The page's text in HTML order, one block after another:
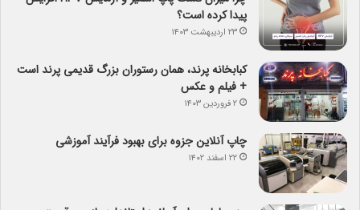
پیدا کرده است؟
۲۳ اردیبهشت ۱۴۰۳
کبابخانه پرند، همان رستوران بزرگ قدیمی پرند است
+ فیلم و عکس
۲ فروردین ۱۴۰۳
چاپ آنلاین جزوه برای بهبود فرآیند آموزشی
۲۲ اسفند ۱۴۰۲